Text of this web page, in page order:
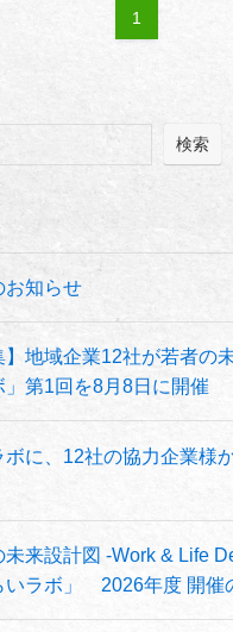
1
検索
お知らせ
】地域企業12社が若者の
」第1回を8月8日に開催
に、12社の協力企業様
未来設計図 -Work & Life
いラボ」 2026年度 開催